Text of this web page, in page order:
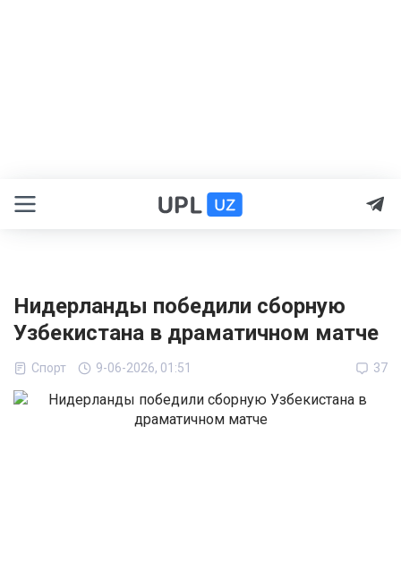
Нидерланды победили сборную
Узбекистана в драматичном матче
Спорт 9-06-2026, 01:51 37